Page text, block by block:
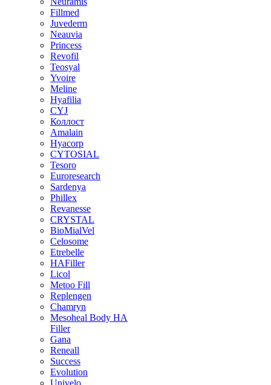
Fillmed
Juvederm
Neauvia
Princess
Revofil
Teosyal
Yvoire
Meline
Hyafilia
CYJ
Коллост
Amalain
Hyacorp
CYTOSIAL
Tesoro
Euroresearch
Sardenya
Phillex
Revanesse
CRYSTAL
BioMialVel
Celosome
Etrebelle
HAFiller
Licol
Metoo Fill
Replengen
Chamryn
Mesoheal Body HA
Filler
Gana
Reneall
Success
Evolution
Univelo